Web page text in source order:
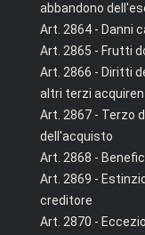
abbandono
Art. 2864 - Danni
Art. 2865 - Frutti
Art. 2866 - Diritti
altri terzi
Art. 2867 - Terzo
dell'acquisto
Art. 2868 -
Art. 2869 -
creditore
Art. 2870 -